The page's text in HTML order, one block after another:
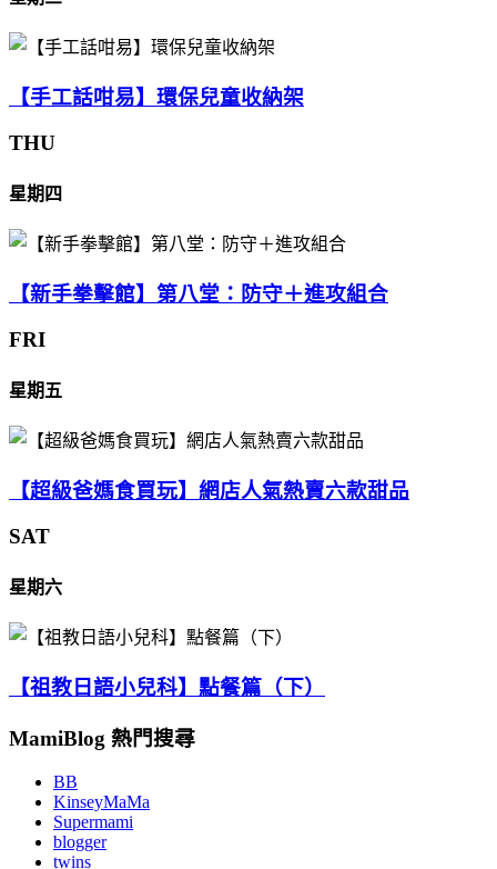
【手工話咁易】環保兒童收納架
THU
星期四
【新手拳擊館】第八堂：防守＋進攻組合
FRI
星期五
【超級爸媽食買玩】網店人氣熱賣六款甜品
SAT
星期六
【祖教日語小兒科】點餐篇（下）
MamiBlog 熱門搜尋
BB
KinseyMaMa
Supermami
blogger
twins